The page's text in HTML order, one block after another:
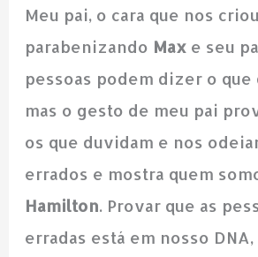
Meu pai, o cara que nos
parabenizando Max e seu
pessoas podem dizer o que
mas o gesto de meu pai
os que duvidam e nos
errados e mostra quem
Hamilton. Provar que as
erradas está em nosso DNA,